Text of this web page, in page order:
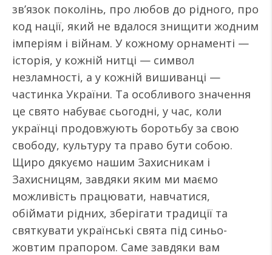
зв’язок поколінь, про любов до рідного, про
код нації, який не вдалося знищити жодним
імперіям і війнам. У кожному орнаменті —
історія, у кожній нитці — символ
незламності, а у кожній вишиванці —
частинка України. Та особливого значення
це свято набуває сьогодні, у час, коли
українці продовжують боротьбу за свою
свободу, культуру та право бути собою.
Щиро дякуємо нашим Захисникам і
Захисницям, завдяки яким ми маємо
можливість працювати, навчатися,
обіймати рідних, зберігати традиції та
святкувати українські свята під синьо-
жовтим прапором. Саме завдяки вам